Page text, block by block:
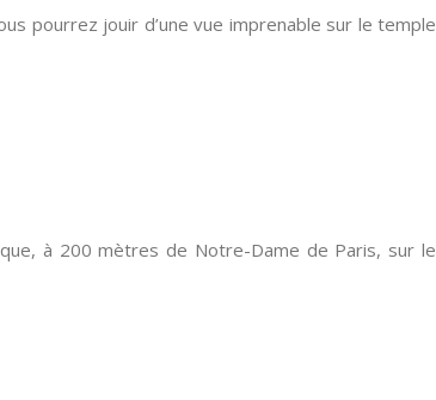
pourrez jouir d’une vue imprenable sur le temple
à 200 mètres de Notre-Dame de Paris, sur le